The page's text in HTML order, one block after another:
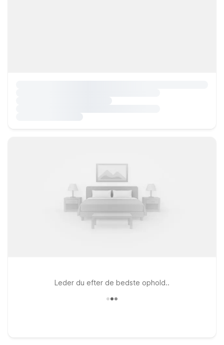
Leder du efter de bedste ophold..